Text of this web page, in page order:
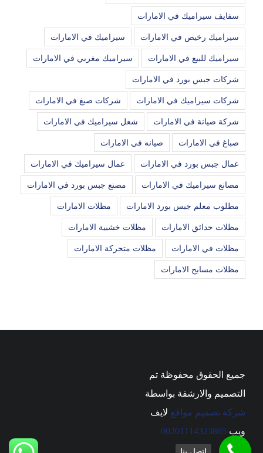
سفايف سيراميك في الامارات
سيراميك رخيص في الامارات سيراميك في الامارات
سيراميك للبيع في الامارات سيراميك مغربي في الامارات
شركات جبس بورد في الامارات
شركات سيراميك في الامارات شركات صبغ في الامارات
شركة صيانة في الامارات شغل سيراميك في الامارات
صباغ في الامارات صيانه في الامارات
عمال جبس بورد في الامارات عمال سيراميك في الامارات
مصانع سيراميك في الامارات مصنع جبس بورد في الامارات
مطلوب معلم جبس بورد الامارات مظلات الامارات
مظلات حدائق الامارات مظلات خشبية الامارات
مظلات في الامارات مظلات متحركة الامارات
مظلات مسابح الامارات
جميع الحقوق محفوظة تم
التصميم والارشفة بواسطة
شركة تصميم مواقع لايف
ويب 00201114323865